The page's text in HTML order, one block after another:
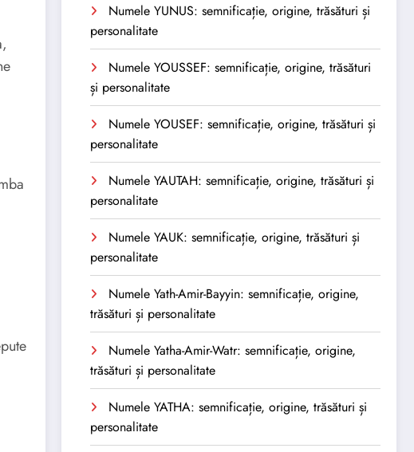
Numele YUNUS: semnificație, origine, trăsături și
personalitate
Numele YOUSSEF: semnificație, origine, trăsături
și personalitate
Numele YOUSEF: semnificație, origine, trăsături și
personalitate
Numele YAUTAH: semnificație, origine, trăsături și
personalitate
Numele YAUK: semnificație, origine, trăsături și
personalitate
Numele Yath-Amir-Bayyin: semnificație, origine,
trăsături și personalitate
Numele Yatha-Amir-Watr: semnificație, origine,
trăsături și personalitate
Numele YATHA: semnificație, origine, trăsături și
personalitate